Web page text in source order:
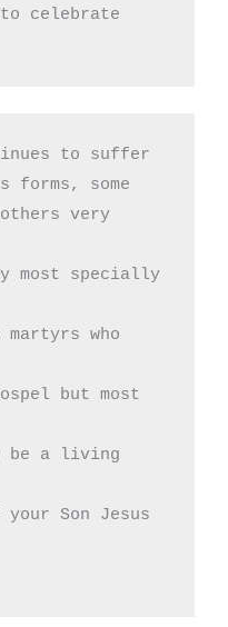
to celebrate
to suffer
forms, some
very
most specially
who
but most
be a living
Son Jesus